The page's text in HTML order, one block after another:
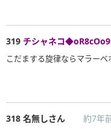
募集板
エビプリ三連戦募集板
319 チシャネコ
こだまする旋律ならマラー
318 名無しさん 約7年